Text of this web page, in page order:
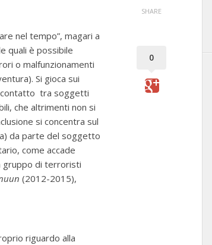
nel tempo”, magari a
quali è possibile
o malfunzionamenti
Si gioca sui
contatto tra soggetti
che altrimenti non si
si concentra sul
da parte del soggetto
come accade
gruppo di terroristi
(2012-2015),
riguardo alla
SHARE
0